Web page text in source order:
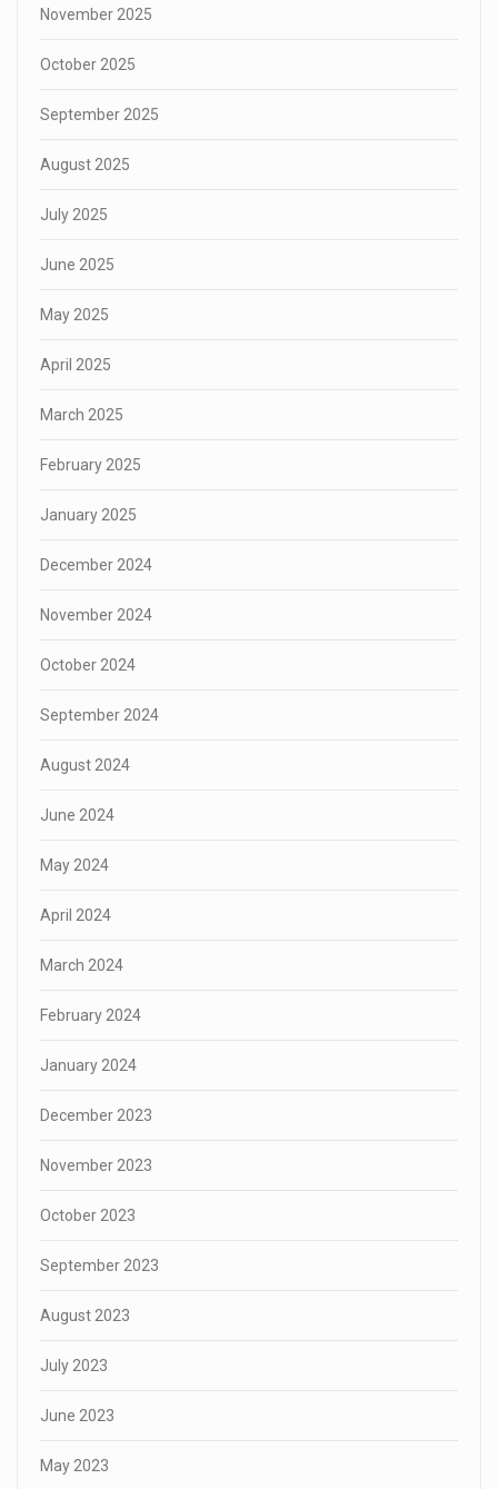
November 2025
October 2025
September 2025
August 2025
July 2025
June 2025
May 2025
April 2025
March 2025
February 2025
January 2025
December 2024
November 2024
October 2024
September 2024
August 2024
June 2024
May 2024
April 2024
March 2024
February 2024
January 2024
December 2023
November 2023
October 2023
September 2023
August 2023
July 2023
June 2023
May 2023